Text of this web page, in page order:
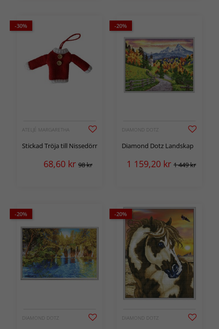
-30%
ATELJÉ MARGARETHA
Stickad Tröja till Nissedörr
68,60 kr 98 kr
-20%
DIAMOND DOTZ
Diamond Dotz Landskap
1 159,20 kr 1 449 kr
-20%
DIAMOND DOTZ
-20%
DIAMOND DOTZ